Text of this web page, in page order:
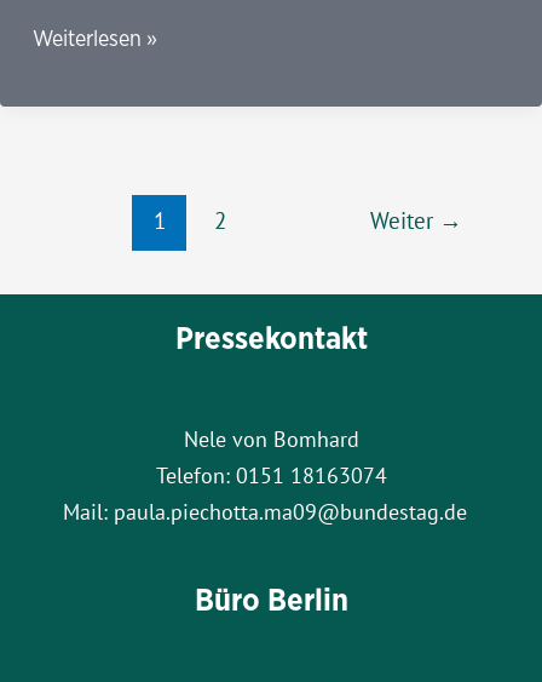
MDR-
„Fakt
Alltagsdroge
Weiterlesen »
Seitennummerierung
1 2 Weiter →
Pressekontakt
Nele von Bomhard
Telefon: 0151 18163074
Mail: paula.piechotta.ma09@bundestag.de
Büro Berlin